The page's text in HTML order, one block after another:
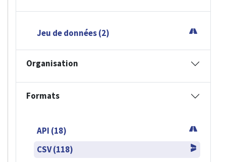
Jeu de données (2)
Organisation
Formats
API (18)
CSV (118)